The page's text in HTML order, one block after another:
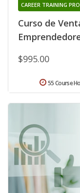
Curso de
CAREER TRAINING
$995.00
55 Course